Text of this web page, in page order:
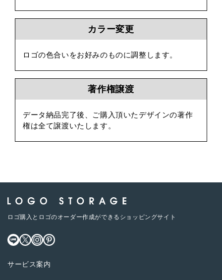
カラー変更
ロゴの色合いをお好みのものに調整します。
著作権譲渡
データ納品完了後、ご購入頂いたデザインの著作
権は全て譲渡いたします。
ロゴ購入とロゴのオーダー作成ができるショッピングサイト
サービス案内